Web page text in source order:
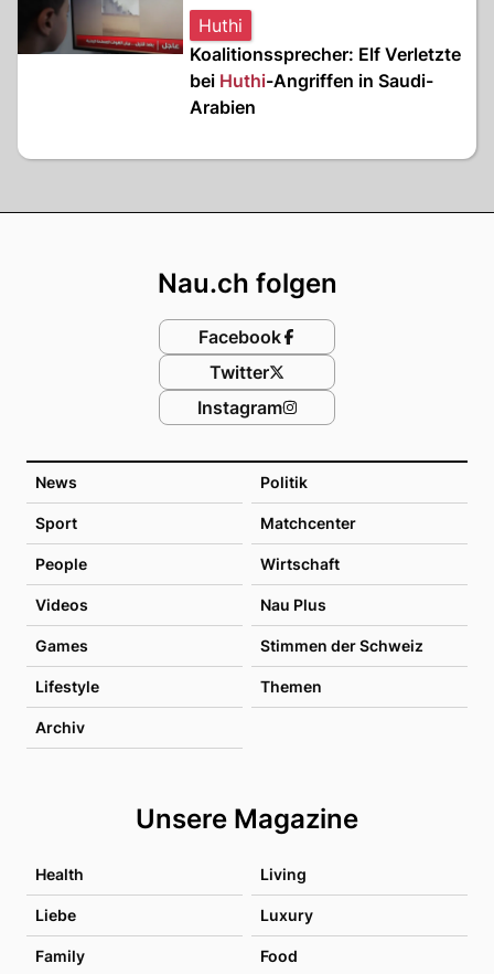
Huthi
Koalitionssprecher: Elf Verletzte
bei Huthi-Angriffen in Saudi-
Arabien
News Politik
Sport Matchcenter
People Wirtschaft
Videos Nau Plus
Games Stimmen der Schweiz
Lifestyle Themen
Archiv
Unsere Magazine
Health Living
Liebe Luxury
Family Food
Nau.ch folgen
Facebook
Twitter
Instagram